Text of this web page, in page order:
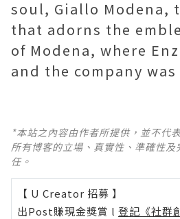
soul, Giallo Modena,
that adorns the
of Modena, where
and the company
*本站之內容由作者所提供，並不代
所有博客的立場、真實性、準確性
任。
【 U Creator 招募 】
出Post賺現金獎賞 l 登記《社群